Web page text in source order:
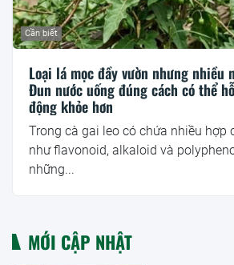
Cần biết
Loại lá mọc đầy vườn nhưng nhiều
Đun nước uống đúng cách có thể
động khỏe hơn
Trong cà gai leo có chứa nhiều hợp
như flavonoid, alkaloid và
những...
MỚI CẬP NHẬT